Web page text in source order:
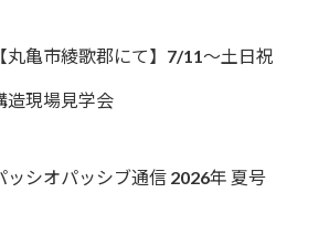
丸亀市綾歌郡にて】7/11～土日祝
造現場見学会
ッシオパッシブ通信 2026年 夏号